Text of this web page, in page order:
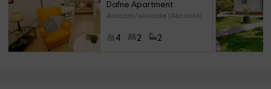
Dafne Apartment
Alacant/alicante (Alicante)
4 2 2